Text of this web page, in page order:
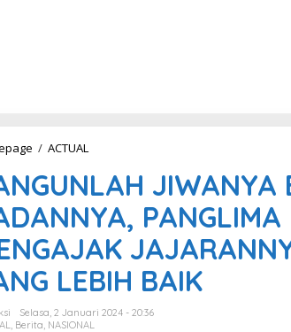
/ ACTUAL
N
G
U
L
A
H
J
I
W
JIWANYA
LEBIH BAIK
Selasa, 2 Januari 2024 - 20:36
, Berita, NASIONAL